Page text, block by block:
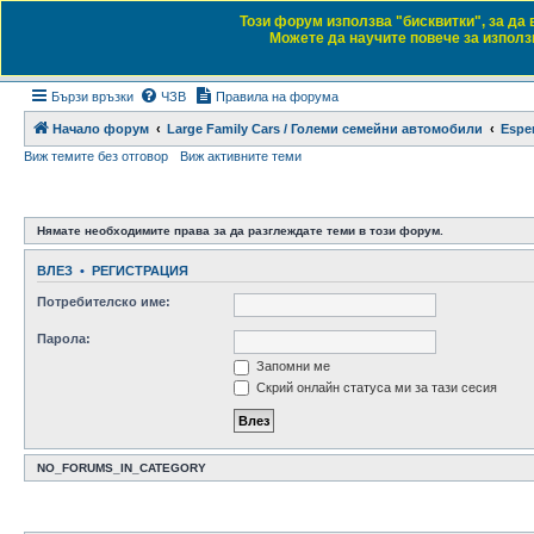
Daewoo &
Бързи връзки ЧЗВ Правила на форума
Начало форум Large Family Cars / Големи семейни автомобили
Виж темите без отговор
Виж активните теми
Нямате необходимите права за да разглеждате теми в този форум.
ВЛЕЗ • РЕГИСТРАЦИЯ
Потребителско име:
Парола:
Запомни ме
Скрий онлайн статуса ми за тази сесия
NO_FORUMS_IN_CATEGORY
Този форум използва "бисквитки", за
Можете да научите повече за